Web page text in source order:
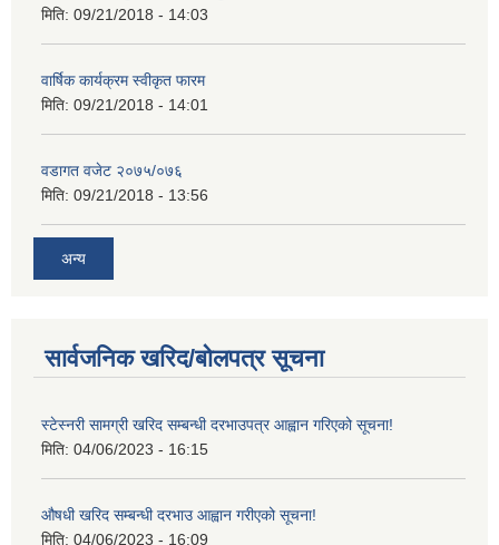
मिति: 09/21/2018 - 14:03
वार्षिक कार्यक्रम स्वीकृत फारम
मिति: 09/21/2018 - 14:01
वडागत वजेट २०७५/०७६
मिति: 09/21/2018 - 13:56
अन्य
सार्वजनिक खरिद/बोलपत्र सूचना
स्टेस्नरी सामग्री खरिद सम्बन्धी दरभाउपत्र आह्वान गरिएको सूचना!
मिति: 04/06/2023 - 16:15
औषधी खरिद सम्बन्धी दरभाउ आह्वान गरीएको सूचना!
मिति: 04/06/2023 - 16:09